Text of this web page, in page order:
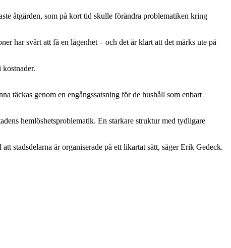
åtgärden, som på kort tid skulle förändra problematiken kring
har svårt att få en lägenhet – och det är klart att det märks ute på
täckas genom en engångssatsning för de hushåll som enbart
hemlöshetsproblematik. En starkare struktur med tydligare
stadsdelarna är organiserade på ett likartat sätt, säger Erik Gedeck.